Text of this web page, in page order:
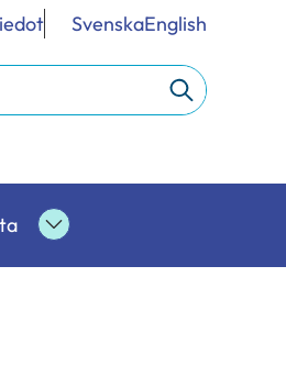
SvenskaEnglish
Ajankohtaista
alasivut